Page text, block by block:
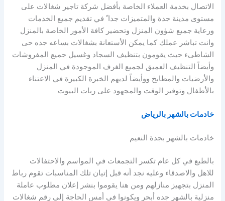
الاتصال بخدمة العملاء الخاصة بأفضل شركة تاجير شغالات على
مستوى مدينة جدة والمتميزات جدا ً في تقديم جميع الخدمات
ورعاية جميع شؤون المنزل وتحضير كافة الأمور الخاصة بالمنزل
وانت تباشر عملك كما يمكن الأستعانة بشغالات بساعه جده حى
الشاطىء حيث يقومون بتنظيف السجاد وغسيل جميع المفروشات
وأيضاً التنظيف العميق لجميع الغرف الموجودة في المنزل
والأرضيات والمطابخ ووأيضاً لديهم الخبرة الكبيرة في الاعتناء
بالأطفال وتوفير الوقت والمجهود على ربات البيوت
خادمات بالشهر بالرياض
خادمات بالشهر بجدة النعيم
بالطبع في كل عام تكسر التجمعات في المواسم والاحتفالات
للاهل والاصدقاء وعليه نجد أنه قبل إتيان تلك المناسبات تقوم رباط
المنزل بتجهيز منازلهم ومن هنا يقوموا بنشر إعلان مطلوب عاملة
منزلية بالشهر جده أبحر ويكونوا في أمس الحاجة إلى رقم شغالات